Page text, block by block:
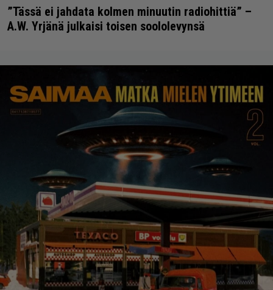
”Tässä ei jahdata kolmen minuutin radiohittiä” –
A.W. Yrjänä julkaisi toisen soololevynsä